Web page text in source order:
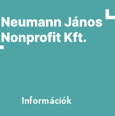
Információk